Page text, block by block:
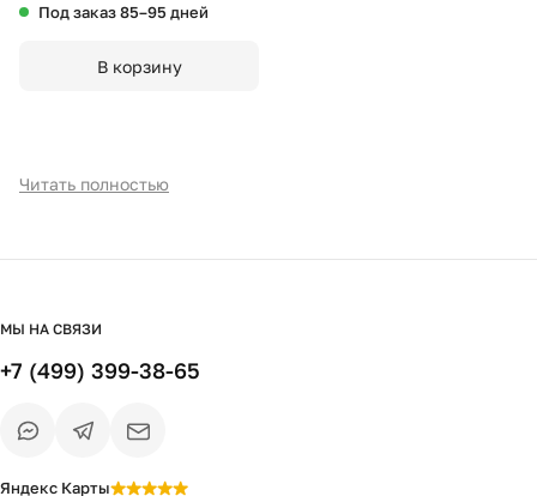
Под заказ 85–95 дней
В корзину
Читать полностью
МЫ НА СВЯЗИ
+7 (499) 399-38-65
Яндекс Карты